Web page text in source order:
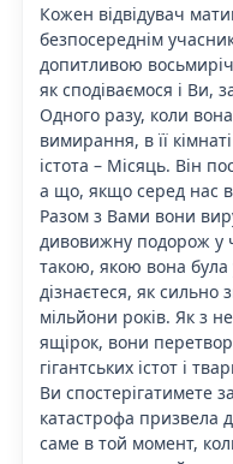
Кожен відвідувач
безпосереднім
допитливою
як сподіваємося і Ви,
Одного разу, коли
вимирання, в її
істота – Місяць. Він
а що, якщо серед нас
Разом з Вами вони
дивовижну подорож у
такою, якою вона
дізнаєтеся, як сильно
мільйони років. Як з
ящірок, вони
гігантських істот і
Ви спостерігатимете
катастрофа призвела
саме в той момент,